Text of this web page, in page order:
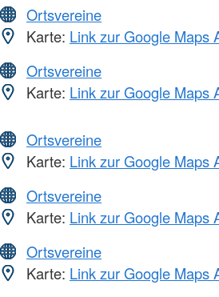
Ortsvereine
Karte: Link zur Google Maps
Ortsvereine
Karte: Link zur Google Maps
Ortsvereine
Karte: Link zur Google Maps
Ortsvereine
Karte: Link zur Google Maps
Ortsvereine
Karte: Link zur Google Maps